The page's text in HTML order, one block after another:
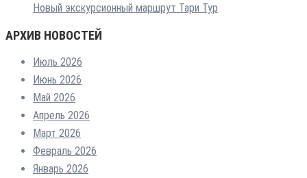
Новый экскурсионный маршрут Тари Тур
АРХИВ НОВОСТЕЙ
Июль 2026
Июнь 2026
Май 2026
Апрель 2026
Март 2026
Февраль 2026
Январь 2026